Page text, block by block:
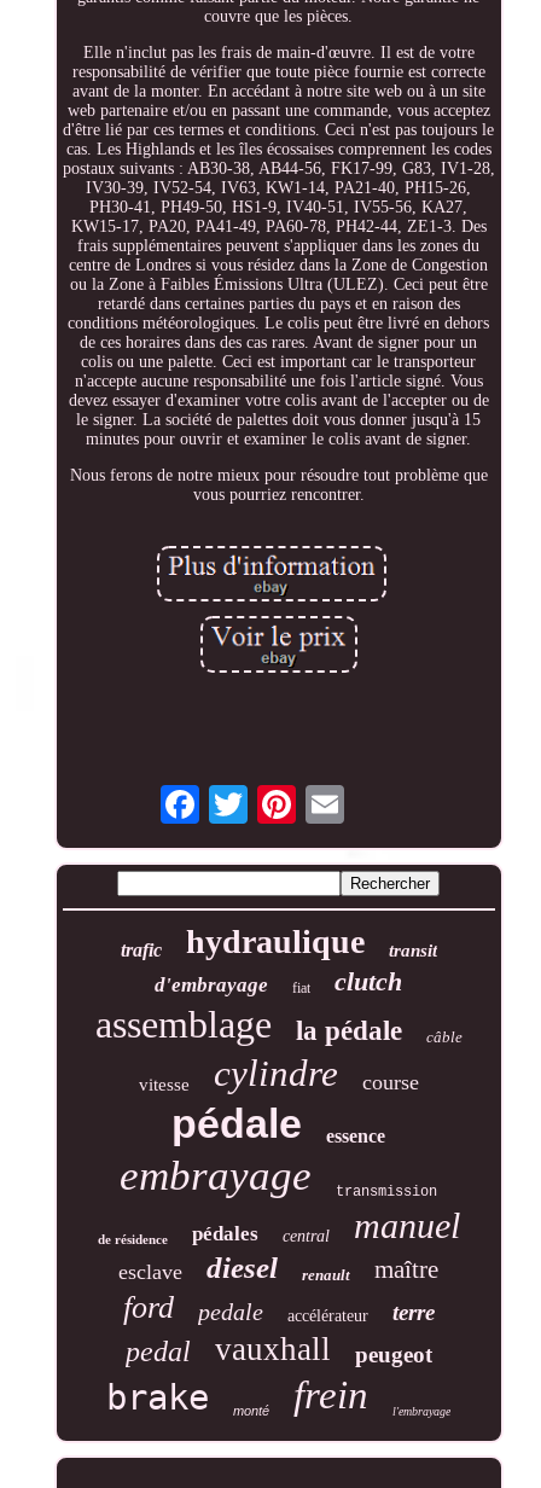
couvre que les pièces.
Elle n'inclut pas les frais de main-d'œuvre. Il est de votre
responsabilité de vérifier que toute pièce fournie est correcte
avant de la monter. En accédant à notre site web ou à un site
web partenaire et/ou en passant une commande, vous acceptez
d'être lié par ces termes et conditions. Ceci n'est pas toujours le
cas. Les Highlands et les îles écossaises comprennent les codes
postaux suivants : AB30-38, AB44-56, FK17-99, G83, IV1-28,
IV30-39, IV52-54, IV63, KW1-14, PA21-40, PH15-26,
PH30-41, PH49-50, HS1-9, IV40-51, IV55-56, KA27,
KW15-17, PA20, PA41-49, PA60-78, PH42-44, ZE1-3. Des
frais supplémentaires peuvent s'appliquer dans les zones du
centre de Londres si vous résidez dans la Zone de Congestion
ou la Zone à Faibles Émissions Ultra (ULEZ). Ceci peut être
retardé dans certaines parties du pays et en raison des
conditions météorologiques. Le colis peut être livré en dehors
de ces horaires dans des cas rares. Avant de signer pour un
colis ou une palette. Ceci est important car le transporteur
n'accepte aucune responsabilité une fois l'article signé. Vous
devez essayer d'examiner votre colis avant de l'accepter ou de
le signer. La société de palettes doit vous donner jusqu'à 15
minutes pour ouvrir et examiner le colis avant de signer.
Nous ferons de notre mieux pour résoudre tout problème que
vous pourriez rencontrer.
trafic hydraulique transit
d'embrayage fiat clutch
assemblage la pédale câble
vitesse cylindre course
pédale essence
embrayage transmission
de résidence pédales central manuel
esclave diesel renault maître
ford pedale accélérateur terre
pedal vauxhall peugeot
brake monté frein l'embrayage